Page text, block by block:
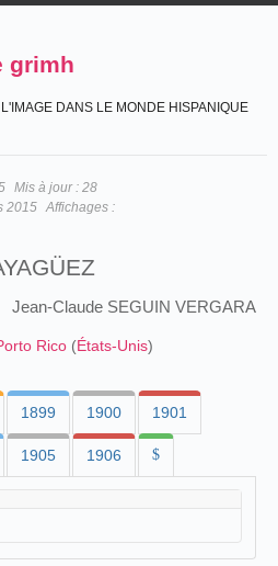
grimh
DANS LE MONDE HISPANIQUE
Mis à jour : 28
2015 Affichages :
Jean-Claude SEGUIN VERGARA
Rico (États-Unis)
1899 1900 1901
1905 1906 $